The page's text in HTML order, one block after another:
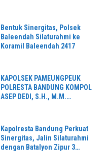
Bentuk Sinergitas, Polsek
Baleendah Silaturahmi ke
Koramil Baleendah 2417
KAPOLSEK PAMEUNGPEUK
POLRESTA BANDUNG KOMPOL
ASEP DEDI, S.H., M.M.
SINERGITAS JAGA KEAMANAN
Kapolresta Bandung Perkuat
Sinergitas, Jalin Silaturahmi
dengan Batalyon Zipur 3